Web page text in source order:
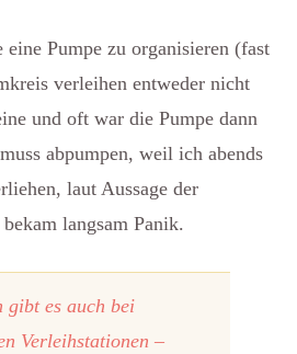
Pumpe zu organisieren (fast
verleihen entweder nicht
und oft war die Pumpe dann
abpumpen, weil ich abends
laut Aussage der
langsam Panik.
gibt es auch bei
Verleihstationen –